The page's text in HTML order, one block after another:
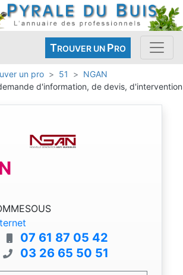
TROUVER UN PRO
un pro 51
NGAN
d'information, de devis, d'intervention
07 61 87 05 42
03 26 65 50 51